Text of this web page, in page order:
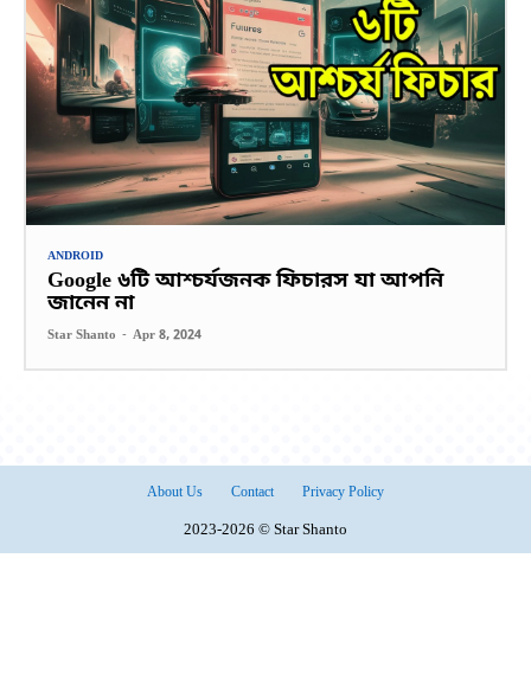
ANDROID
Google ৬টি আশ্চর্যজনক ফিচারস যা আপনি
জানেন না
Star Shanto - Apr 8, 2024
About Us Contact Privacy Policy
2023-2026 © Star Shanto